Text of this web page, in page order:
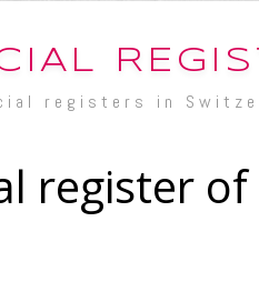
registers in
register